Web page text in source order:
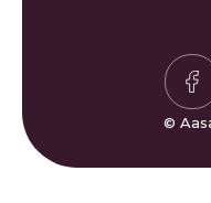
Codsi ku Saabsan
Xisaabiyaha Sakada
Ciyaarta Sudoku
Siyaasadda Deeq-
©